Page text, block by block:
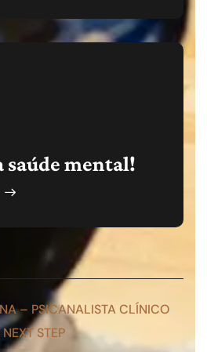
saúde mental!
– PSICANALISTA CLÍNICO.
STEP